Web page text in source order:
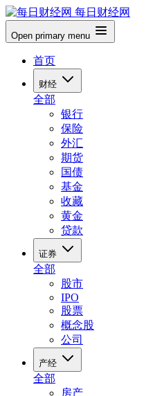
每日财经网
Open primary menu
首页
财经
全部
银行
保险
外汇
期货
国债
基金
收藏
黄金
贷款
证券
全部
股市
IPO
股票
概念股
公司
产经
全部
房产